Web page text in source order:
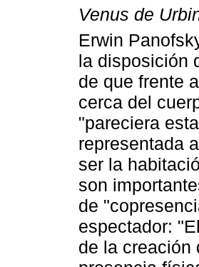
Venus de
Erwin
la disposición
de que frente
cerca del
"pareciera
representada
ser la
son
de
espectador:
de la creación